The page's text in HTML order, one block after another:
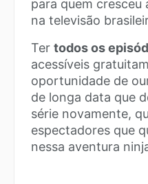
para quem cresceu
na televisão
Ter todos os
acessíveis
oportunidade de
de longa data que
série novamente,
espectadores que
nessa aventura